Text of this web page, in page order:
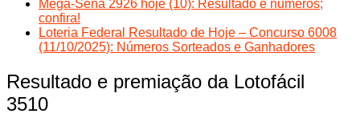
Mega-Sena 2926 hoje (10): Resultado e números;
confira!
Loteria Federal Resultado de Hoje – Concurso 6008
(11/10/2025): Números Sorteados e Ganhadores
Resultado e premiação da Lotofácil
3510